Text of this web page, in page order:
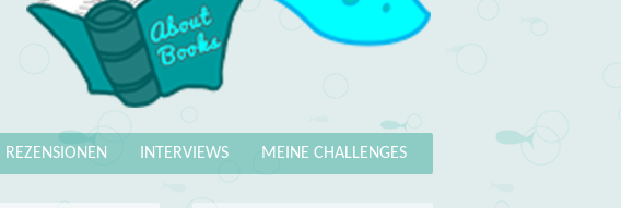
MEINE CHALLENGES
INTERVIEWS
REZENSIONEN